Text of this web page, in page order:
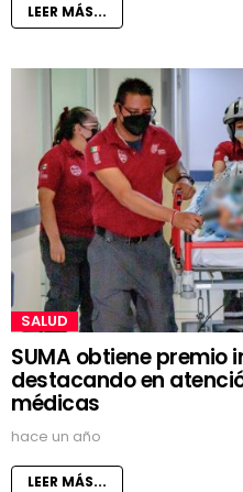
LEER MÁS...
SALUD
SUMA obtiene premio
destacando en
médicas
hace un año
LEER MÁS...